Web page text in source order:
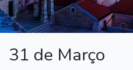
31 de Março